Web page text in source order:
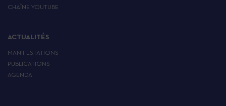
CHAÎNE YOUTUBE
ACTUALITÉS
MANIFESTATIONS
PUBLICATIONS
AGENDA